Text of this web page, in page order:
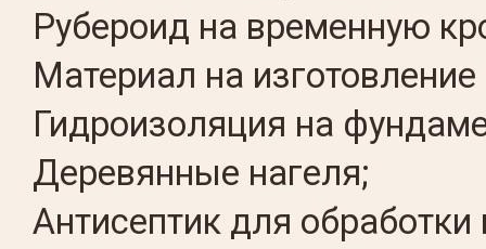
Рубероид на временную
Материал на
Гидроизоляция на
Деревянные нагеля;
Антисептик для обработки